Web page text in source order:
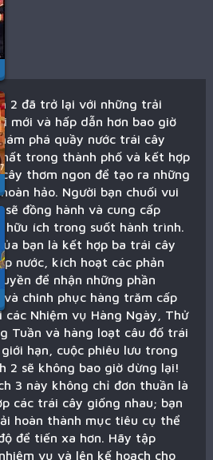
2 đã trở lại với những trải
mới và hấp dẫn hơn bao giờ
phá quầy nước trái cây
trong thành phố và kết hợp
thơm ngon để tạo ra những
hảo. Người bạn chuối vui
sẽ đồng hành và cung cấp
hữu ích trong suốt hành trình.
bạn là kết hợp ba trái cây
nước, kích hoạt các phản
để nhận những phần
chinh phục hàng trăm cấp
các Nhiệm vụ Hàng Ngày, Thử
Tuần và hàng loạt câu đố trái
hạn, cuộc phiêu lưu trong
2 sẽ không bao giờ dừng lại!
3 này không chỉ đơn thuần là
các trái cây giống nhau; bạn
hoàn thành mục tiêu cụ thể
để tiến xa hơn. Hãy tập
vụ và lên kế hoạch cho